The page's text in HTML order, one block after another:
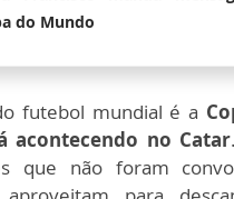
do Mundo
futebol mundial é a
acontecendo no Catar
que não foram